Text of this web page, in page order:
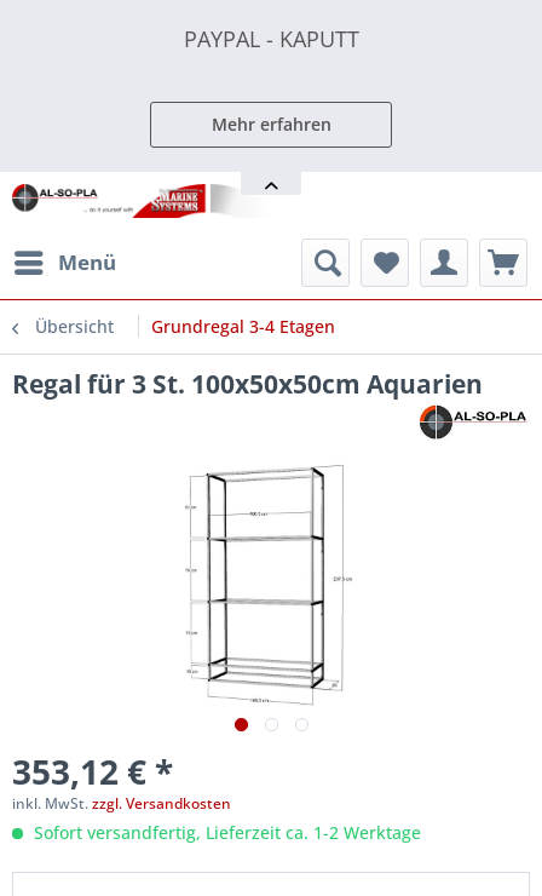
PAYPAL - KAPUTT
Mehr erfahren
Menü
Übersicht Grundregal 3-4 Etagen
Regal für 3 St. 100x50x50cm Aquarien
353,12 € *
inkl. MwSt.zzgl. Versandkosten
Sofort versandfertig, Lieferzeit ca. 1-2 Werktage